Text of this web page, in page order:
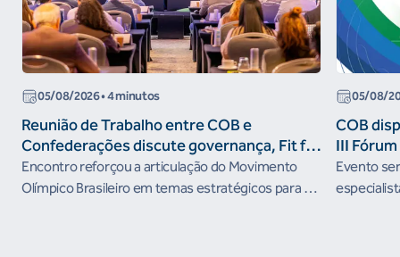
05/08/2026• 4 minutos
Reunião de Trabalho entre COB e
Confederações discute governança, Fit for
the Future e presença do Brasil em
organismos internacionais
Encontro reforçou a articulação do Movimento
Olímpico Brasileiro em temas estratégicos para os
05/08/
COB
III
Evento